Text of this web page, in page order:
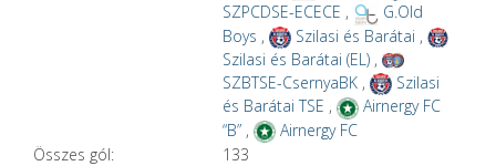
SZPCDSE-ECECE ,
G.Old
Boys , Szilasi és Barátai ,
Szilasi és Barátai (EL),
SZBTSE-CsernyaBK,
Szilasi
és Barátai TSE ,
Airnergy FC
“B”,
Airnergy FC
Összes gól:
133